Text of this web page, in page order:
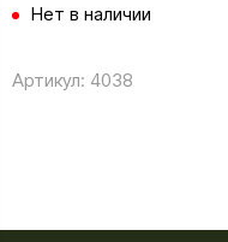
Нет в наличии
Артикул: 4038